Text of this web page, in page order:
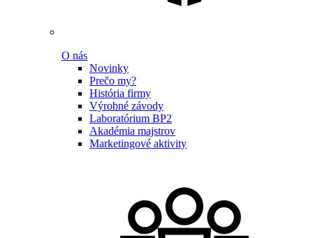
O nás
Novinky
Prečo my?
História firmy
Výrobné závody
Laboratórium BP2
Akadémia majstrov
Marketingové aktivity